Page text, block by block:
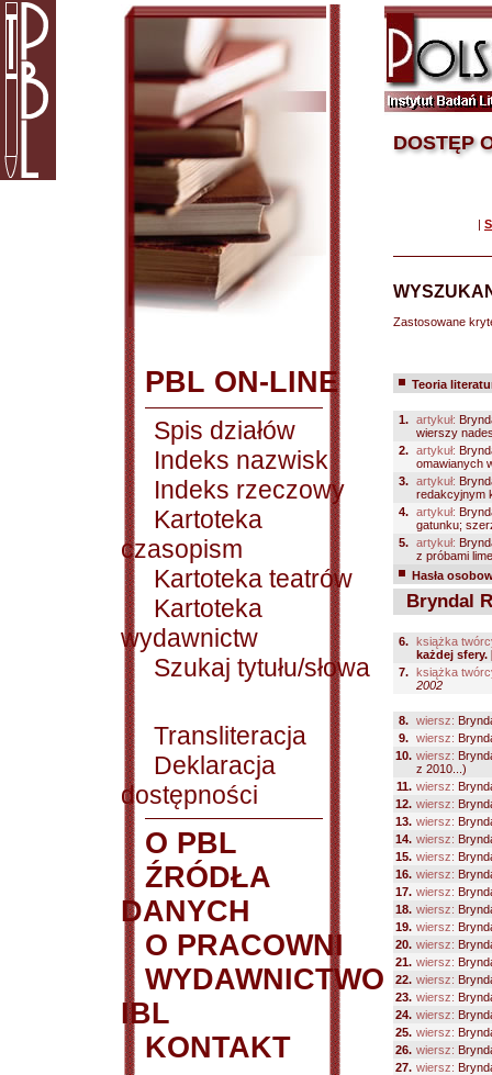
PBL ON-LINE
Spis działów
Indeks nazwisk
Indeks rzeczowy
Kartoteka
czasopism
Kartoteka teatrów
Kartoteka
wydawnictw
Szukaj tytułu/słowa
Transliteracja
Deklaracja
dostępności
O PBL
ŹRÓDŁA
DANYCH
O PRACOWNI
WYDAWNICTWO
IBL
KONTAKT
DOSTĘP
|
Zastosowane
Teoria
1. artykuł:
wierszy
2. artykuł:
omawianych
3. artykuł:
redakcyjnym
4. artykuł:
gatunku;
5. artykuł:
z próbami
Hasła
Bryndal
6. książka
każdej sfery.
7. książka
2002
8. wiersz:
9. wiersz:
10. wiersz:
z 2010...)
11. wiersz:
12. wiersz:
13. wiersz:
14. wiersz:
15. wiersz:
16. wiersz:
17. wiersz:
18. wiersz:
19. wiersz:
20. wiersz:
21. wiersz:
22. wiersz:
23. wiersz:
24. wiersz:
25. wiersz:
26. wiersz:
27. wiersz: